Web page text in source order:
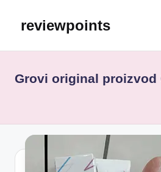
reviewpoints
Grovi original proizvod